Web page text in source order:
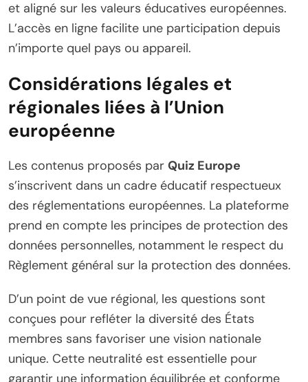
et aligné sur les valeurs éducatives européennes.
L’accès en ligne facilite une participation depuis
n’importe quel pays ou appareil.
Considérations légales et
régionales liées à l’Union
européenne
Les contenus proposés par Quiz Europe
s’inscrivent dans un cadre éducatif respectueux
des réglementations européennes. La plateforme
prend en compte les principes de protection des
données personnelles, notamment le respect du
Règlement général sur la protection des données.
D’un point de vue régional, les questions sont
conçues pour refléter la diversité des États
membres sans favoriser une vision nationale
unique. Cette neutralité est essentielle pour
garantir une information équilibrée et conforme